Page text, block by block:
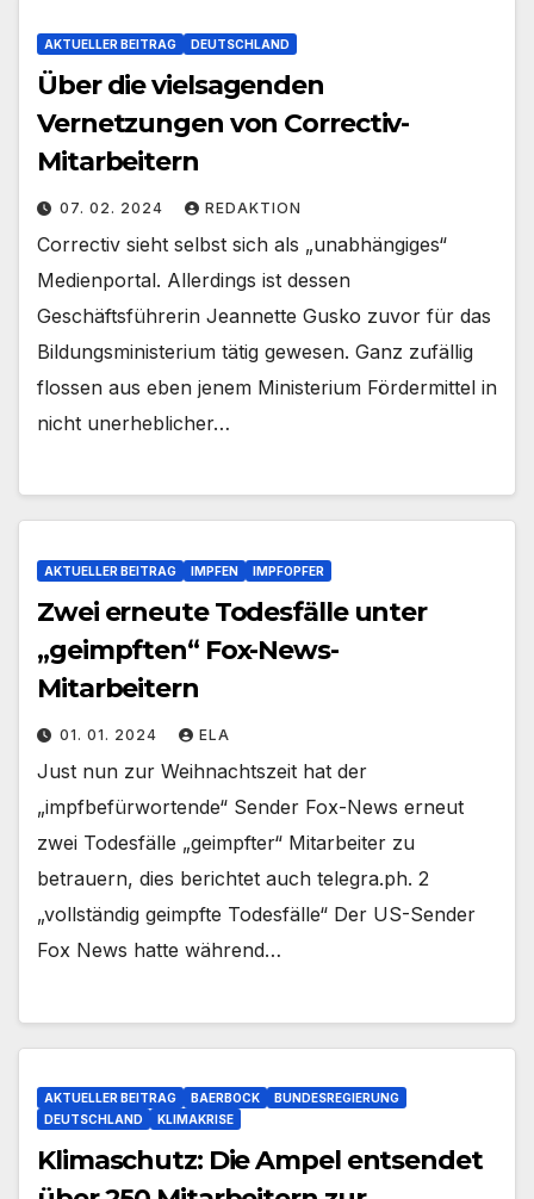
AKTUELLER BEITRAG DEUTSCHLAND
Über die vielsagenden
Vernetzungen von Correctiv-
Mitarbeitern
07. 02. 2024 REDAKTION
Correctiv sieht selbst sich als „unabhängiges“
Medienportal. Allerdings ist dessen
Geschäftsführerin Jeannette Gusko zuvor für das
Bildungsministerium tätig gewesen. Ganz zufällig
flossen aus eben jenem Ministerium Fördermittel in
nicht unerheblicher…
AKTUELLER BEITRAG IMPFEN IMPFOPFER
Zwei erneute Todesfälle unter
„geimpften“ Fox-News-
Mitarbeitern
01. 01. 2024 ELA
Just nun zur Weihnachtszeit hat der
„impfbefürwortende“ Sender Fox-News erneut
zwei Todesfälle „geimpfter“ Mitarbeiter zu
betrauern, dies berichtet auch telegra.ph. 2
„vollständig geimpfte Todesfälle“ Der US-Sender
Fox News hatte während…
AKTUELLER BEITRAG BAERBOCK
BUNDESREGIERUNG
DEUTSCHLAND
KLIMAKRISE
Klimaschutz: Die Ampel entsendet